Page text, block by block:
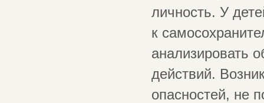
личность. У
к
анализировать
действий.
опасностей, не